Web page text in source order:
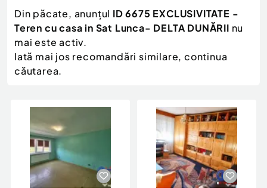
Mama si copilul
Moda si frumusete
Sport, timp liber, arta
Agro si Industrie
Afaceri și echipamente profesionale
Inchiriere Bunuri si Vehicule
Scutere - ATV - UTV
Autoutilitare
Ambarcatiuni
Camioane - Rulote - Remorci
Motociclete
Piese auto si accesorii
Dacia Duster
Din păcate, anunțul ID 6675 EXCLUSIVITATE -
Teren cu casa in Sat Lunca- DELTA DUNĂRII nu
mai este activ.
Iată mai jos recomandări similare, continua
căutarea.